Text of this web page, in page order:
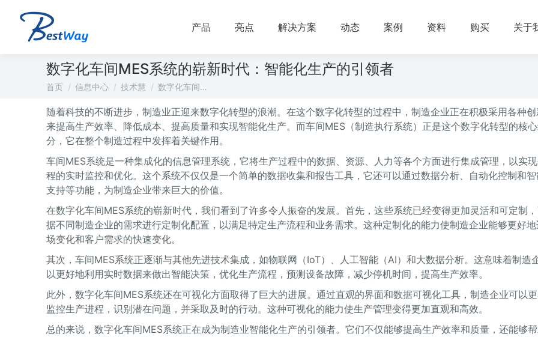
产品 亮点 解决方案 动态 案例 资料 购买 关于
数字化车间MES系统的崭新时代：智能化生产的引领者
您在这里：
首页 信息中心 技术慧 数字化车间…
随着科技的不断进步，制造业正迎来数字化转型的浪潮。在这个数字化转型的过程中，制造企业正在积极采用各种
来提高生产效率、降低成本、提高质量和实现智能化生产。而车间MES（制造执行系统）正是这个数字化转型的核
分，它在整个制造过程中发挥着关键作用。
车间MES系统是一种集成化的信息管理系统，它将生产过程中的数据、资源、人力等各个方面进行集成管理，以实
程的实时监控和优化。这个系统不仅仅是一个简单的数据收集和报告工具，它还可以通过数据分析、自动化控制和
支持等功能，为制造企业带来巨大的价值。
在数字化车间MES系统的崭新时代，我们看到了许多令人振奋的发展。首先，这些系统已经变得更加灵活和可定制
据不同制造企业的需求进行定制化配置，以满足特定生产流程和业务需求。这种定制化的能力使制造企业能够更好
场变化和客户需求的快速变化。
其次，车间MES系统正逐渐与其他先进技术集成，如物联网（IoT）、人工智能（AI）和大数据分析。这意味着制造
以更好地利用实时数据来做出智能决策，优化生产流程，预测设备故障，减少停机时间，提高生产效率。
此外，数字化车间MES系统还在可视化方面取得了巨大的进展。通过直观的界面和数据可视化工具，制造企业可以
监控生产进程，识别潜在问题，并采取及时的行动。这种可视化的能力使生产管理变得更加直观和高效。
总的来说，数字化车间MES系统正在成为制造业智能化生产的引领者。它们不仅能够提高生产效率和质量，还能够